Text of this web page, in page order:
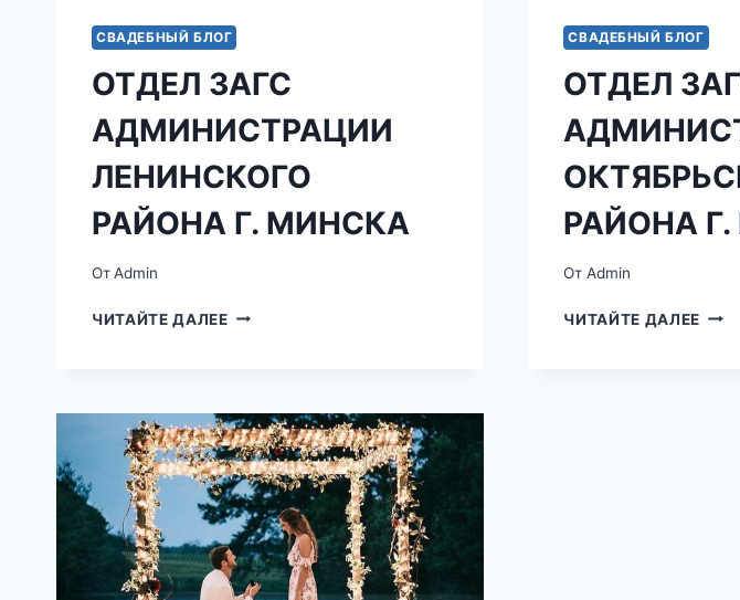
СВАДЕБНЫЙ БЛОГ
ОТДЕЛ ЗАГС
АДМИНИСТРАЦИИ
ЛЕНИНСКОГО
РАЙОНА Г. МИНСКА
ОтAdmin
ЧИТАЙТЕ ДАЛЕЕОТДЕЛ
Г.
МИНСКА
СВАДЕБНЫЙ БЛОГ
ОТДЕЛ
РАЙОНА
От Admin
ЧИТАЙТЕ ДАЛЕЕ